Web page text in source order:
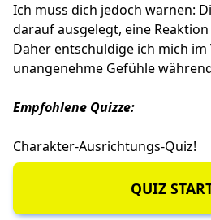
Ich muss dich jedoch warnen:
darauf ausgelegt, eine
Daher entschuldige ich mich
unangenehme Gefühle
Empfohlene Quizze:
Charakter-Ausrichtungs-Quiz!
QUIZ